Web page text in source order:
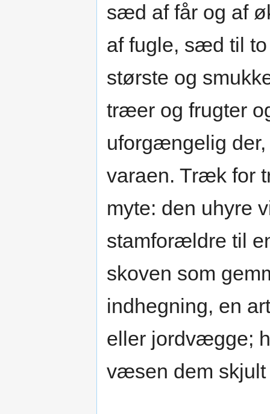
sæd af får og af
af fugle, sæd til
største og
træer og frugter
uforgængelig
varaen. Træk for
myte: den uhyre
stamforældre til
skoven som
indhegning, en
eller jordvægge;
væsen dem